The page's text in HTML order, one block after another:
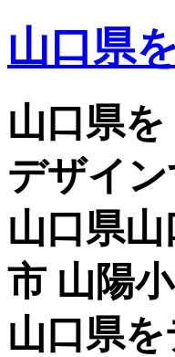
山口県
山口県を
デザイン
山口県
市 山陽
山口県